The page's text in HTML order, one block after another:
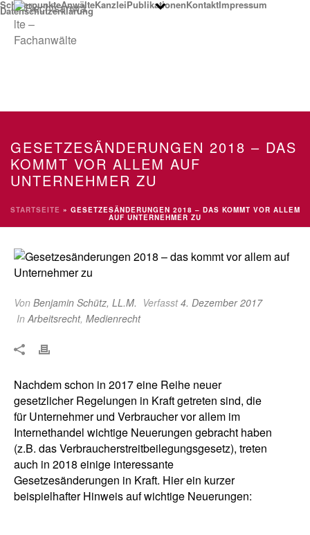
SchwerpunkteAnwälteKanzleiPublikationenKontaktImpressum
Datenschutzerklärung
GESETZESÄNDERUNGEN 2018 – DAS
KOMMT VOR ALLEM AUF
UNTERNEHMER ZU
STARTSEITE » GESETZESÄNDERUNGEN 2018 – DAS KOMMT VOR ALLEM
AUF UNTERNEHMER ZU
Von Benjamin Schütz, LL.M. Verfasst4. Dezember 2017
InArbeitsrecht, Medienrecht
Nachdem schon in 2017 eine Reihe neuer
gesetzlicher Regelungen in Kraft getreten sind, die
für Unternehmer und Verbraucher vor allem im
Internethandel wichtige Neuerungen gebracht haben
(z.B. das Verbraucherstreitbeilegungsgesetz), treten
auch in 2018 einige interessante
Gesetzesänderungen in Kraft. Hier ein kurzer
beispielhafter Hinweis auf wichtige Neuerungen: